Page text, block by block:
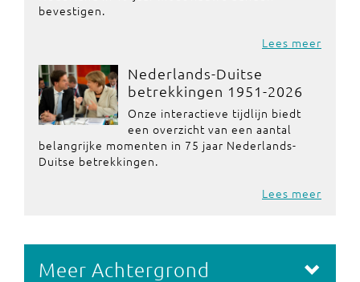
bevestigen.
Lees meer
Nederlands-Duitse
betrekkingen 1951-2026
Onze interactieve tijdlijn biedt
een overzicht van een aantal
belangrijke momenten in 75 jaar Nederlands-
Duitse betrekkingen.
Lees meer
Meer Achtergrond